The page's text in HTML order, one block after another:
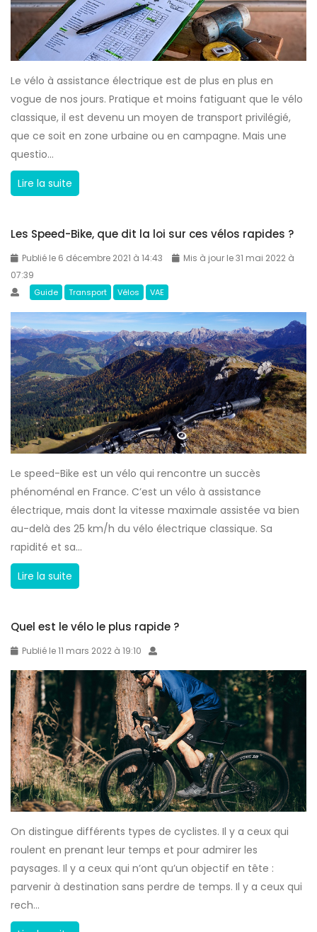
o
s
e
d
b
i
a
o
r
v
o
o
u
p
a
s
v
é
l
o
?
Le vélo à assistance électrique est de plus en plus en
vogue de nos jours. Pratique et moins fatiguant que le vélo
classique, il est devenu un moyen de transport privilégié,
que ce soit en zone urbaine ou en campagne. Mais une
questio...
Lire la suite
u
r
n
c
e
v
é
l
o
é
l
c
t
r
q
e
e
-
c
e
o
b
l
i
g
a
t
o
i
e
Les Speed-Bike, que dit la loi sur ces vélos rapides ?
Publié le 6 décembre 2021 à 14:43
Mis à jour le 31 mai 2022 à
07:39
Guide Transport Vélos VAE
Le speed-Bike est un vélo qui rencontre un succès
phénoménal en France. C’est un vélo à assistance
électrique, mais dont la vitesse maximale assistée va bien
au-delà des 25 km/h du vélo électrique classique. Sa
rapidité et sa...
Lire la suite
S
p
e
e
d
-
B
i
k
e
,
q
u
e
d
t
Quel est le vélo le plus rapide ?
Publié le 11 mars 2022 à 19:10
On distingue différents types de cyclistes. Il y a ceux qui
roulent en prenant leur temps et pour admirer les
paysages. Il y a ceux qui n’ont qu’un objectif en tête :
parvenir à destination sans perdre de temps. Il y a ceux qui
rech...